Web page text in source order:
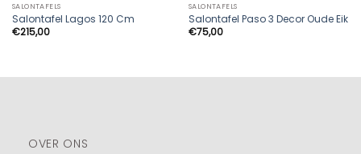
SALONTAFELS
Salontafel Lagos 120 Cm
€215,00
SALONTAFELS
Salontafel Paso 3 Decor Oude Eik
€75,00
OVER ONS